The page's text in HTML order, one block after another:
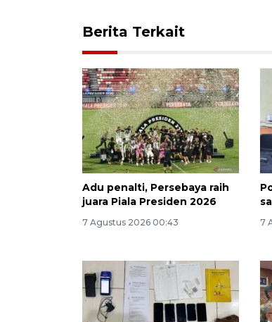
Berita Terkait
Adu penalti, Persebaya raih
juara Piala Presiden 2026
7 Agustus 2026 00:43 7